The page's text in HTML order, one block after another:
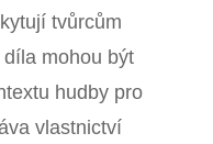
tvůrcům
mohou být
hudby pro
vlastnictví